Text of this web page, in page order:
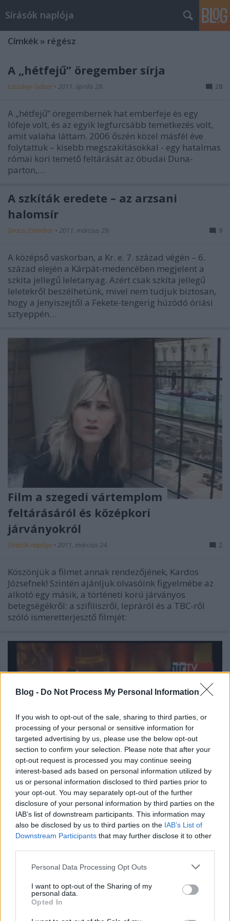
Blog - Do Not Process My Personal Information
If you wish to opt-out of the sale, sharing to third parties, or
processing of your personal or sensitive information for
targeted advertising by us, please use the below opt-out
section to confirm your selection. Please note that after your
opt-out request is processed you may continue seeing
interest-based ads based on personal information utilized by
us or personal information disclosed to third parties prior to
your opt-out. You may separately opt-out of the further
disclosure of your personal information by third parties on the
IAB’s list of downstream participants. This information may
also be disclosed by us to third parties on the IAB’s List of
Downstream Participants that may further disclose it to other
Please note that this website/app uses one or more Google
not limited to your visit or usage behaviour. You may click to
grant or deny consent to Google and its third-party tags to
use your data for below specified purposes in below Google
consent section.
Personal Data Processing Opt Outs
I want to opt-out of the Sharing of my
personal data.
Opted In
Sírásók naplója
Címkék » régész
A „hétfejű” öregember sírja
Lassányi Gábor • 2011. április 29. 28
A „hétfejű” öregembernek hat emberfeje és egy
lófeje volt, és az egyik legfurcsább temetkezés volt,
amit valaha láttam. 2006 őszén közel másfél éve
folytattuk – kisebb megszakításokkal - egy hatalmas
római kori temető feltárását az óbudai Duna-
parton,…
A szkíták eredete – az arzsani
halomsír
Diriczi Zsombor • 2011. március 29. 9
A középső vaskorban, a Kr. e. 7. század végén – 6.
század elején a Kárpát-medencében megjelent a
szkíta jellegű leletanyag. Azért csak szkíta jellegű
leletekről beszélhetünk, mivel nem tudjuk biztosan,
hogy a Jenyiszejtől a Fekete-tengerig húzódó óriási
sztyeppén…
Film a szegedi vártemplom
feltárásáról és középkori
járványokról
Sírásók naplója • 2011. március 24. 2
Köszönjük a filmet annak rendezőjének, Kardos
Józsefnek! Szintén ajánljuk olvasóink figyelmébe az
alkotó egy másik, a történeti korú járványos
betegségékről: a szifiliszről, lepráról és a TBC-ről
szóló ismeretterjesztő filmjét:
Interjú a régészeti lelőhelyek és
leletek védelméről a Hír tv
Különkiadás című műsorában
A sólyi „Romeó és Júlia”
Rácz Miklós - László Orsolya